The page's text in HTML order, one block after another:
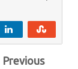
Previous